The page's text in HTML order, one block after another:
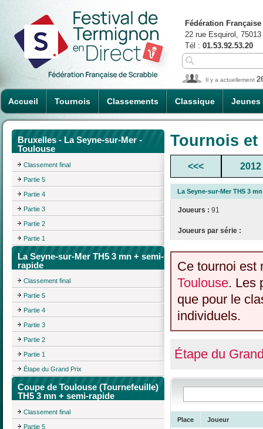
Accueil Tournois Classements Classique Jeunes
Fédération
22 rue Esquirol,
Tél : 01.53.92.53.20
Il y a actuellement
Bruxelles - La Seyne-sur-Mer -
Toulouse
Classement final
Partie 5
Partie 4
Partie 3
Partie 2
Partie 1
La Seyne-sur-Mer TH5 3 mn + semi-
rapide
Classement final
Partie 5
Partie 4
Partie 3
Partie 2
Partie 1
Étape du Grand Prix
Coupe de Toulouse (Tournefeuille)
TH5 3 mn + semi-rapide
Classement final
Partie 5
Tournois
<<< 2012
La Seyne-sur-Mer TH5 3
Joueurs : 91
Joueurs par série :
Ce tournoi est
Toulouse. Les
que pour le
individuels.
Étape du
Place Joueur